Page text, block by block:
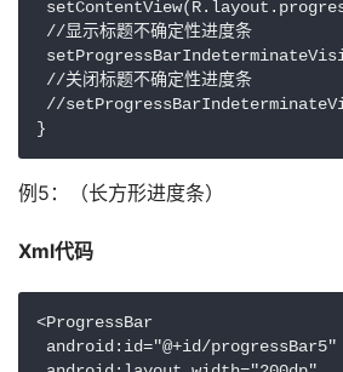
//显示标题不确定性进度条
//关闭标题不确定性进度条
//
}
例5：（长方形进度条）
Xml代码
<ProgressBar
android:id="@+id/progressBar5"